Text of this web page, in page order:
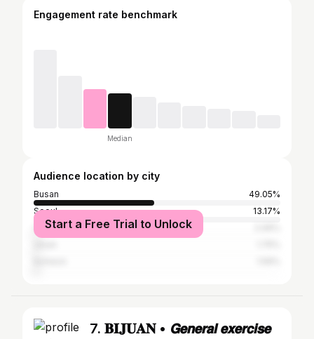
Engagement rate benchmark
Median
Audience location by city
Busan
49.05%
Seoul
13.17%
Changwon
Start a Free Trial to Unlock
7. 𝐁𝐈𝐉𝐔𝐀𝐍 • 𝙂𝙚𝙣𝙚𝙧𝙖𝙡 𝙚𝙭𝙚𝙧𝙘𝙞𝙨𝙚